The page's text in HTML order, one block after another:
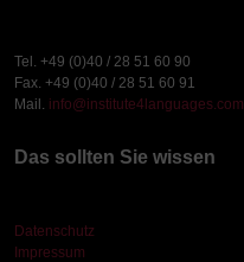
Tel. +49 (0)40 / 28 51 60 90
Fax. +49 (0)40 / 28 51 60 91
Mail. info@institute4languages.com
Das sollten Sie wissen
Datenschutz
Impressum